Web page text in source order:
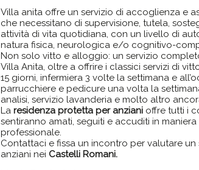
Villa anita offre un servizio di accoglienza e
che necessitano di supervisione, tutela,
attività di vita quotidiana, con un livello di
natura fisica, neurologica e/o cognitivo-
Non solo vitto e alloggio: un servizio
Villa Anita, oltre a offrire i classici servizi di
15 giorni, infermiera 3 volte la settimana e
parrucchiere e pedicure una volta la
analisi, servizio lavanderia e molto altro
Laresidenza protetta per anziani offre tutti i
sentiranno amati, seguiti e accuditi in
professionale.
Contattaci e fissa un incontro per valutare
anziani nei Castelli Romani.